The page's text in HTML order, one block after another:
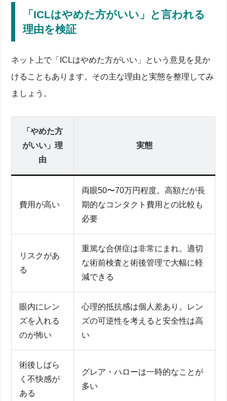
「ICLはやめた方がいい」と言われる
理由を検証
ネット上で「ICLはやめた方がいい」という意見を見か
けることもあります。その主な理由と実態を整理してみ
ましょう。
「やめた方
がいい」理
由
実態
費用が高い
両眼50〜70万円程度。高額だが長
期的なコンタクト費用との比較も
必要
リスクがあ
る
重篤な合併症は非常にまれ。適切
な術前検査と術後管理で大幅に軽
減できる
眼内にレン
ズを入れる
のが怖い
心理的抵抗感は個人差あり。レン
ズの可逆性を考えると安全性は高
い
術後しばら
く不快感が
ある
グレア・ハローは一時的なことが
多い